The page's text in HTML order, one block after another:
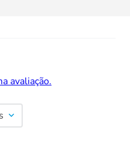
avaliação.